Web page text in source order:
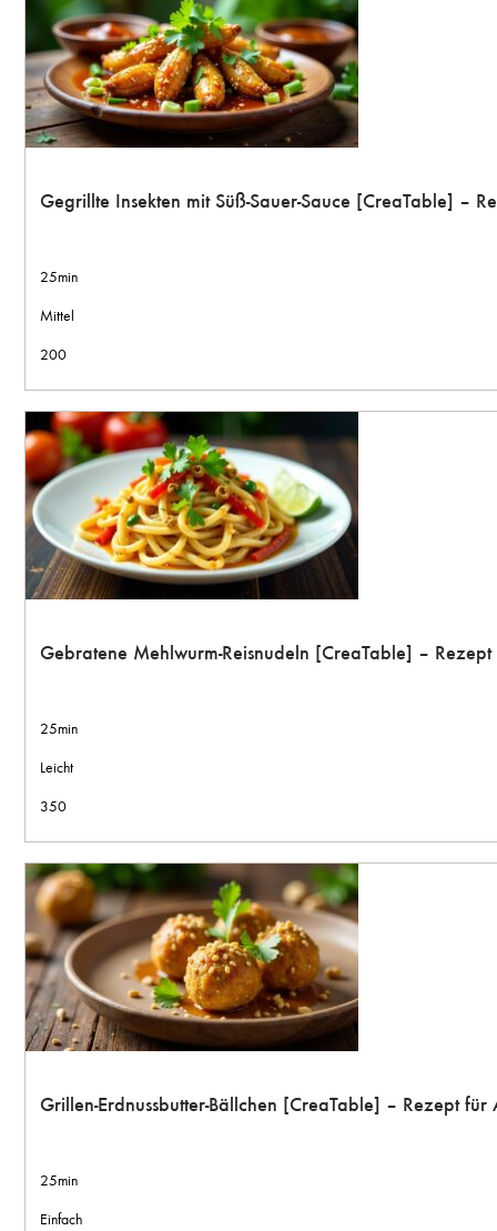
Gegrillte Insekten mit Süß-Sauer-Sauce [CreaTable] –
25min
Mittel
200
Gebratene Mehlwurm-Reisnudeln [CreaTable] –
25min
Leicht
350
Grillen-Erdnussbutter-Bällchen [CreaTable] – Rezept
25min
Einfach